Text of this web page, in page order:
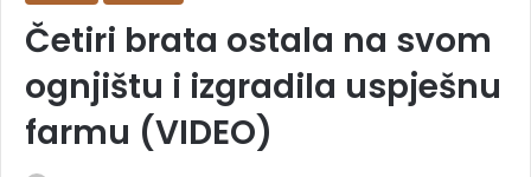
Četiri brata ostala na svom
ognjištu i izgradila uspješnu
farmu (VIDEO)